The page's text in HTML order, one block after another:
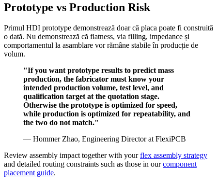
Prototype vs Production Risk
Primul HDI prototype demonstrează doar că placa poate fi construită
o dată. Nu demonstrează că flatness, via filling, impedance și
comportamentul la asamblare vor rămâne stabile în producție de
volum.
"If you want prototype results to predict mass
production, the fabricator must know your
intended production volume, test level, and
qualification target at the quotation stage.
Otherwise the prototype is optimized for speed,
while production is optimized for repeatability, and
the two do not match."
— Hommer Zhao, Engineering Director at FlexiPCB
Review assembly impact together with yourflex assembly strategy
and detailed routing constraints such as those in ourcomponent
placement guide.